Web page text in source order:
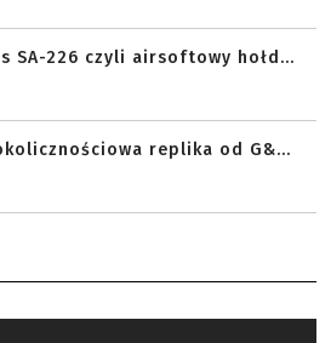
SA-226 czyli airsoftowy hołd...
replika od G&...